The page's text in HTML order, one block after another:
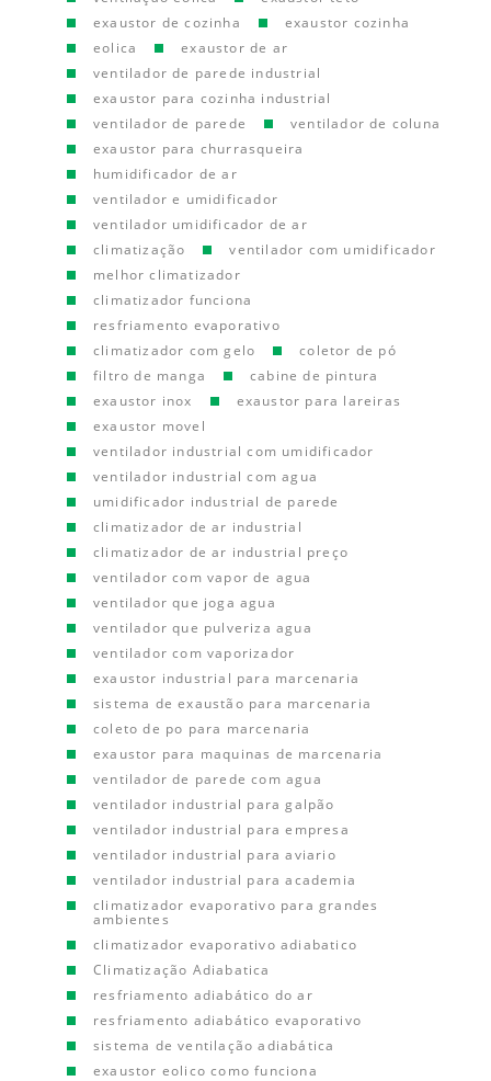
exaustor de cozinha
exaustor cozinha
eolica
exaustor de ar
ventilador de parede industrial
exaustor para cozinha industrial
ventilador de parede
ventilador de coluna
exaustor para churrasqueira
humidificador de ar
ventilador e umidificador
ventilador umidificador de ar
climatização
ventilador com umidificador
melhor climatizador
climatizador funciona
resfriamento evaporativo
climatizador com gelo
coletor de pó
filtro de manga
cabine de pintura
exaustor inox
exaustor para lareiras
exaustor movel
ventilador industrial com umidificador
ventilador industrial com agua
umidificador industrial de parede
climatizador de ar industrial
climatizador de ar industrial preço
ventilador com vapor de agua
ventilador que joga agua
ventilador que pulveriza agua
ventilador com vaporizador
exaustor industrial para marcenaria
sistema de exaustão para marcenaria
coleto de po para marcenaria
exaustor para maquinas de marcenaria
ventilador de parede com agua
ventilador industrial para galpão
ventilador industrial para empresa
ventilador industrial para aviario
ventilador industrial para academia
climatizador evaporativo para grandes
ambientes
climatizador evaporativo adiabatico
Climatização Adiabatica
resfriamento adiabático do ar
resfriamento adiabático evaporativo
sistema de ventilação adiabática
exaustor eolico como funciona